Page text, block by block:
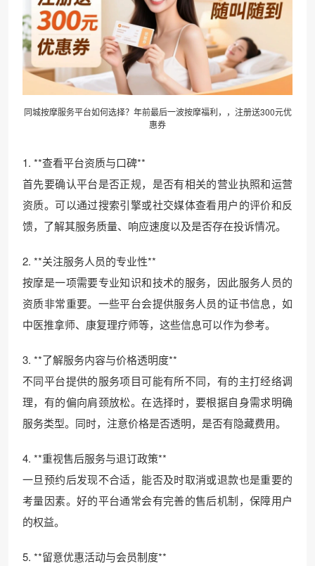
同城按摩服务平台如何选择？年前最后一波按摩福利，，注册送300元优
惠券
1. **查看平台资质与口碑**
首先要确认平台是否正规，是否有相关的营业执照和运营
资质。可以通过搜索引擎或社交媒体查看用户的评价和反
馈，了解其服务质量、响应速度以及是否存在投诉情况。
2. **关注服务人员的专业性**
按摩是一项需要专业知识和技术的服务，因此服务人员的
资质非常重要。一些平台会提供服务人员的证书信息，如
中医推拿师、康复理疗师等，这些信息可以作为参考。
3. **了解服务内容与价格透明度**
不同平台提供的服务项目可能有所不同，有的主打经络调
理，有的偏向肩颈放松。在选择时，要根据自身需求明确
服务类型。同时，注意价格是否透明，是否有隐藏费用。
4. **重视售后服务与退订政策**
一旦预约后发现不合适，能否及时取消或退款也是重要的
考量因素。好的平台通常会有完善的售后机制，保障用户
的权益。
5. **留意优惠活动与会员制度**